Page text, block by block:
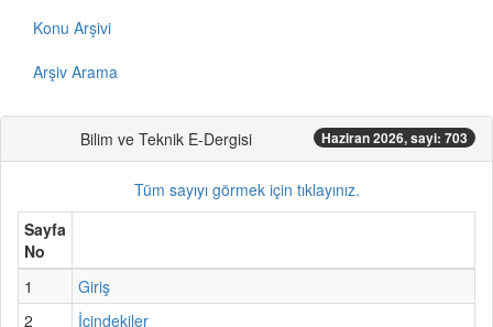
Konu Arşivi
Arşiv Arama
Bilim ve Teknik E-Dergisi Haziran 2026, sayi: 703
Tüm sayıyı görmek için tıklayınız.
Sayfa
No
1
Giriş
2
İçindekiler